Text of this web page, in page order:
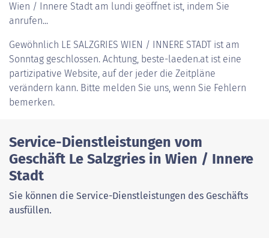
Wien / Innere Stadt am lundi geöffnet ist, indem Sie
anrufen...
Gewöhnlich LE SALZGRIES WIEN / INNERE STADT ist am
Sonntag geschlossen. Achtung, beste-laeden.at ist eine
partizipative Website, auf der jeder die Zeitpläne
verändern kann. Bitte melden Sie uns, wenn Sie Fehlern
bemerken.
Service-Dienstleistungen vom
Geschäft Le Salzgries in Wien / Innere
Stadt
Sie können die Service-Dienstleistungen des Geschäfts
ausfüllen.